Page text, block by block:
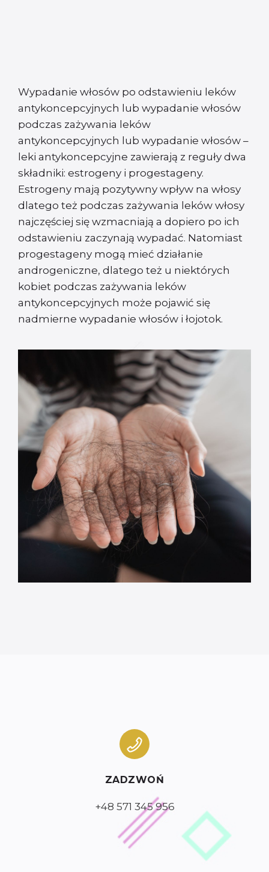
Wypadanie włosów po odstawieniu leków
antykoncepcyjnych lub wypadanie włosów
podczas zażywania leków
antykoncepcyjnych lub wypadanie włosów –
leki antykoncepcyjne zawierają z reguły dwa
składniki: estrogeny i progestageny.
Estrogeny mają pozytywny wpływ na włosy
dlatego też podczas zażywania leków włosy
najczęściej się wzmacniają a dopiero po ich
odstawieniu zaczynają wypadać. Natomiast
progestageny mogą mieć działanie
androgeniczne, dlatego też u niektórych
kobiet podczas zażywania leków
antykoncepcyjnych może pojawić się
nadmierne wypadanie włosów i łojotok.
ZADZWOŃ
+48 571 345 956